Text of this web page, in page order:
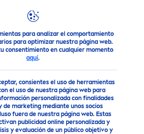
para analizar el comportamiento
para optimizar nuestra página web.
consentimiento en cualquier momento
aquí.
consientes el uso de herramientas
el uso de nuestra página web para
personalizada con finalidades
de marketing mediante unos socios
fuera de nuestra página web. Estas
publicidad online personalizada y
y evaluación de un público objetivo y
Cuidado Corporal Cuidado Corporal
(0)
CORPORAL
SOLAR FPS 15+
(220ML)